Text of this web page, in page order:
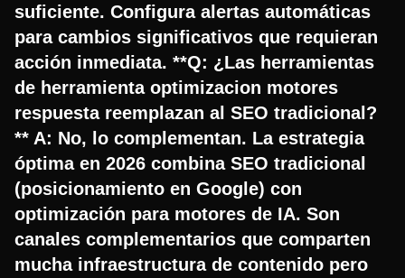
suficiente. Configura alertas automáticas
para cambios significativos que requieran
acción inmediata. **Q: ¿Las herramientas
de herramienta optimizacion motores
respuesta reemplazan al SEO tradicional?
** A: No, lo complementan. La estrategia
óptima en 2026 combina SEO tradicional
(posicionamiento en Google) con
optimización para motores de IA. Son
canales complementarios que comparten
mucha infraestructura de contenido pero